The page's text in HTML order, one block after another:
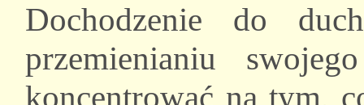
Dochodzenie do
przemienianiu
koncentrować na tym,